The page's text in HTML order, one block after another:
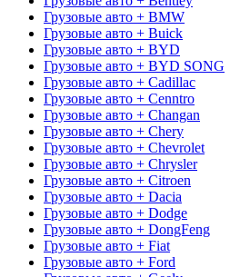
Грузовые авто + BMW
Грузовые авто + Buick
Грузовые авто + BYD
Грузовые авто + BYD SONG
Грузовые авто + Cadillac
Грузовые авто + Cenntro
Грузовые авто + Changan
Грузовые авто + Chery
Грузовые авто + Chevrolet
Грузовые авто + Chrysler
Грузовые авто + Citroen
Грузовые авто + Dacia
Грузовые авто + Dodge
Грузовые авто + DongFeng
Грузовые авто + Fiat
Грузовые авто + Ford